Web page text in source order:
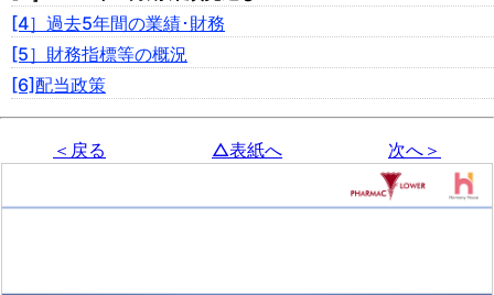
[4］過去5年間の業績･財務
[5］財務指標等の概況
[6]配当政策
＜戻る △表紙へ 次へ＞